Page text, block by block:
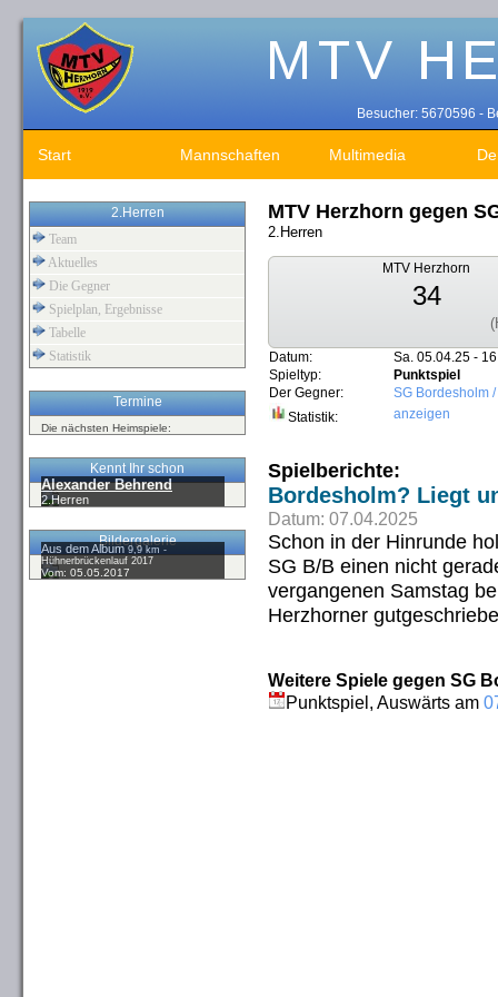
Besucher: 5670596 -
Start Mannschaften Multimedia
2.Herren
Team
Aktuelles
Die Gegner
Spielplan, Ergebnisse
Tabelle
Statistik
Termine
Die nächsten Heimspiele:
Kennt Ihr schon
Alexander Behrend
2.Herren
Bildergalerie
Aus dem Album9,9 km -
Hühnerbrückenlauf 2017
Vom: 05.05.2017
MTV Herzhorn gegen
2.Herren
MTV Herzhorn
34
Datum:
Sa. 05.04.25 -
Spieltyp:
Punktspiel
Der Gegner:
SG Bordesholm
Statistik:
anzeigen
Spielberichte:
Bordesholm? Liegt
Datum: 07.04.2025
Schon in der Hinrunde
SG B/B einen nicht
vergangenen Samstag
Herzhorner
Weitere Spiele gegen SG
Punktspiel, Auswärts am